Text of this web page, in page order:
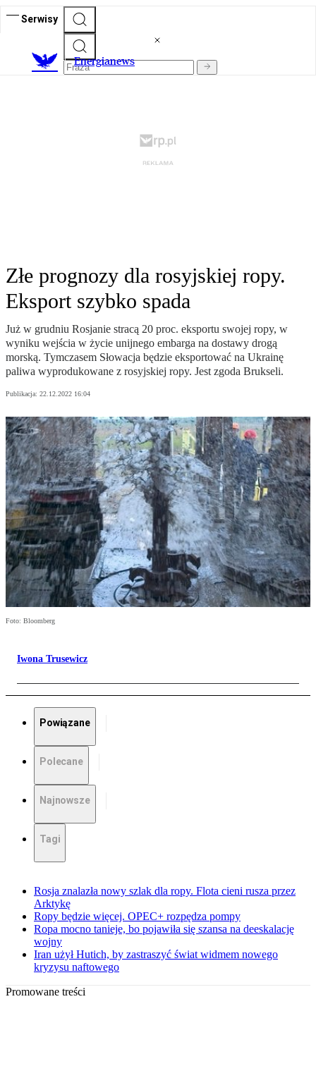
Serwisy
Energianews
Złe prognozy dla rosyjskiej ropy.
Eksport szybko spada
Już w grudniu Rosjanie stracą 20 proc. eksportu swojej ropy, w
wyniku wejścia w życie unijnego embarga na dostawy drogą
morską. Tymczasem Słowacja będzie eksportować na Ukrainę
paliwa wyprodukowane z rosyjskiej ropy. Jest zgoda Brukseli.
Publikacja: 22.12.2022 16:04
Foto: Bloomberg
Iwona Trusewicz
Powiązane
Polecane
Najnowsze
Tagi
Rosja znalazła nowy szlak dla ropy. Flota cieni rusza przez
Arktykę
Ropy będzie więcej. OPEC+ rozpędza pompy
Ropa mocno tanieje, bo pojawiła się szansa na deeskalację
wojny
Iran użył Hutich, by zastraszyć świat widmem nowego
kryzysu naftowego
Promowane treści